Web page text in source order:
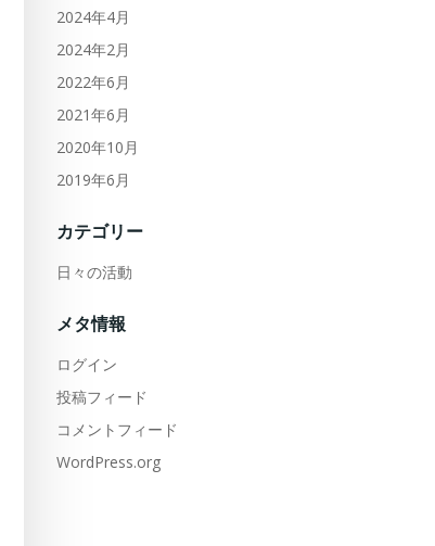
2024年4月
2024年2月
2022年6月
2021年6月
2020年10月
2019年6月
カテゴリー
日々の活動
メタ情報
ログイン
投稿フィード
コメントフィード
WordPress.org